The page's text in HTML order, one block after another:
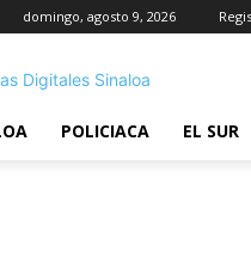
domingo, agosto 9, 2026
POLICIACA EL SUR